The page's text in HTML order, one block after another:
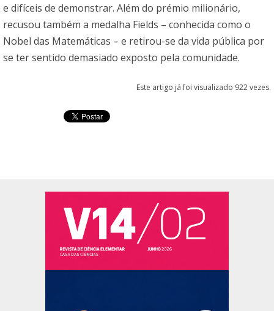
e difíceis de demonstrar. Além do prémio milionário,
recusou também a medalha Fields – conhecida como o
Nobel das Matemáticas – e retirou-se da vida pública por
se ter sentido demasiado exposto pela comunidade.
Este artigo já foi visualizado 922 vezes.